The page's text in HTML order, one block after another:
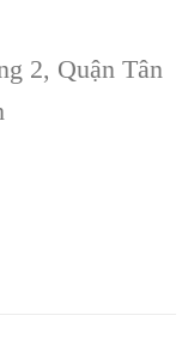
2, Quận Tân